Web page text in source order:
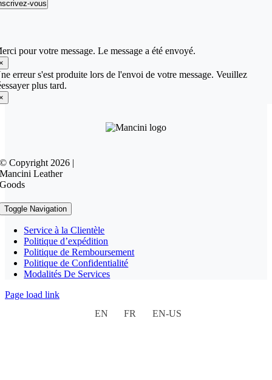
vous
pour votre message. Le message a été envoyé.
erreur s'est produite lors de l'envoi de votre message. Veuillez
plus tard.
© Copyright 2026 |
Mancini Leather
Goods
Toggle Navigation
Service à la Clientèle
Politique d’expédition
Politique de Remboursement
Politique de Confidentialité
Modalités De Services
Page load link
EN
FR